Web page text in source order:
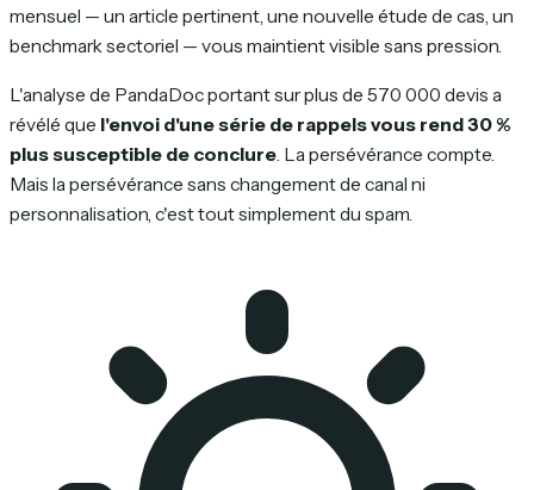
mensuel — un article pertinent, une nouvelle étude de cas, un
benchmark sectoriel — vous maintient visible sans pression.
L'analyse de PandaDoc portant sur plus de 570 000 devis a
révélé que l'envoi d'une série de rappels vous rend 30 %
plus susceptible de conclure . La persévérance compte.
Mais la persévérance sans changement de canal ni
personnalisation, c'est tout simplement du spam.